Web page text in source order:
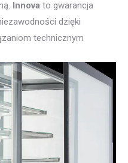
Innova to gwarancja
dzięki
technicznym